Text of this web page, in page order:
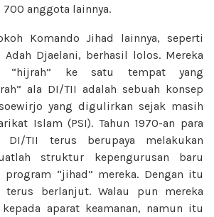
anggota lainnya.
Komando Jihad lainnya, seperti
Adah Djaelani, berhasil lolos. Mereka
“hijrah” ke satu tempat yang
ala DI/TII adalah sebuah konsep
yang digulirkan sejak masih
Islam (PSI). Tahun 1970-an para
DI/TII terus berupaya melakukan
struktur kepengurusan baru
“jihad” mereka. Dengan itu
terus berlanjut. Walau pun mereka
kepada aparat keamanan, namun itu